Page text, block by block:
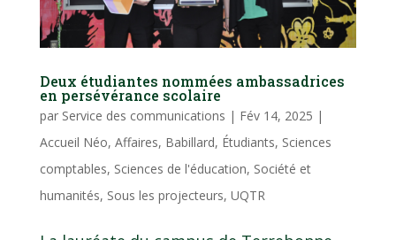
Deux étudiantes nommées ambassadrices
en persévérance scolaire
par Service des communications | Fév 14, 2025 |
Accueil Néo, Affaires, Babillard, Étudiants, Sciences
comptables, Sciences de l'éducation, Société et
humanités, Sous les projecteurs, UQTR